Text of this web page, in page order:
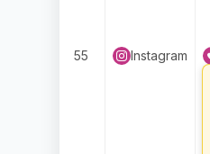
55 Instagram